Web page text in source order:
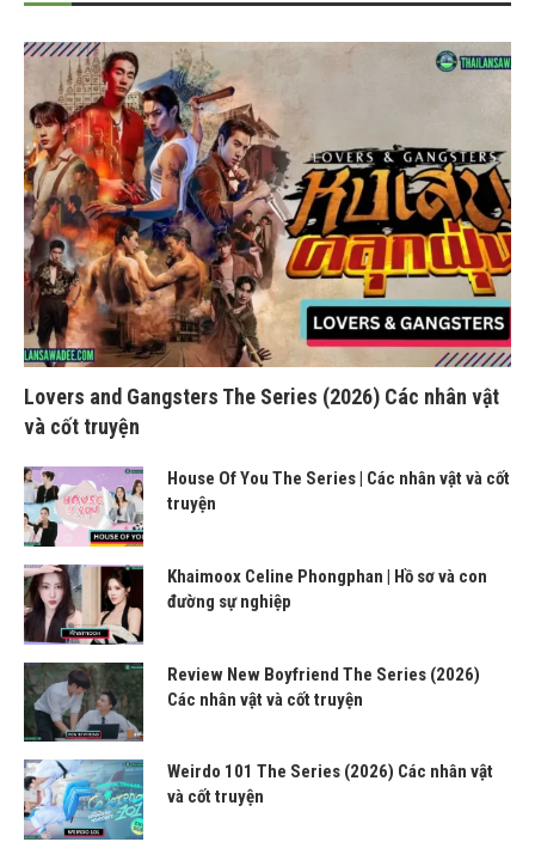
Lovers and Gangsters The Series (2026) Các nhân vật
và cốt truyện
House Of You The Series | Các nhân vật và cốt
truyện
Khaimoox Celine Phongphan | Hồ sơ và con
đường sự nghiệp
Review New Boyfriend The Series (2026)
Các nhân vật và cốt truyện
Weirdo 101 The Series (2026) Các nhân vật
và cốt truyện